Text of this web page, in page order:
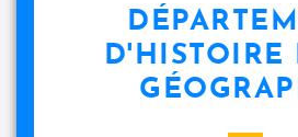
D'HISTOIRE